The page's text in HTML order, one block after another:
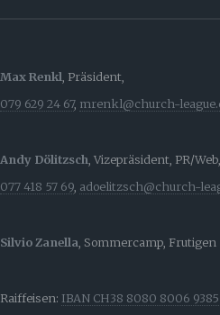
Max Renkl , Präsident,
079 629 24 67, mrenkl@church-
Andy Dölitzsch , Vizepräsident, PR/Web,
077 418 57 69 adoelitzsch@church-
Silvio Zanella , Sommercamp, Frutigen
Raiffeisen: IBAN CH38 8080 8006